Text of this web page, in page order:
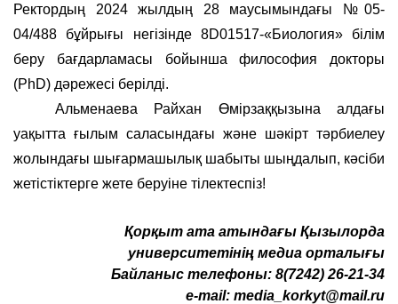
Ректордың 2024 жылдың 28 маусымындағы №05-
04/488 бұйрығы негізінде 8D01517-«Биология» білім
беру бағдарламасы бойынша философия докторы
(PhD) дәрежесі берілді.
Альменаева Райхан Өмірзаққызына алдағы
уақытта ғылым саласындағы және шәкірт тәрбиелеу
жолындағы шығармашылық шабыты шыңдалып, кәсіби
жетістіктерге жете беруіне тілектеспіз!
Қорқыт ата атындағы Қызылорда
университетінің медиа орталығы
Байланыс телефоны: 8(7242) 26-21-34
e-mail: media_korkyt@mail.ru